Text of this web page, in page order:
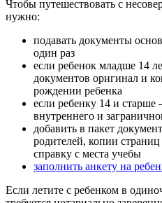
Чтобы путешествовать с
нужно:
подавать документы
один раз
если ребенок младше 14
документов оригинал и
рождении ребенка
если ребенку 14 и
внутреннего и
добавить в пакет
родителей, копии
справку с места учебы
заполнить анкету на
Если летите с ребенком в